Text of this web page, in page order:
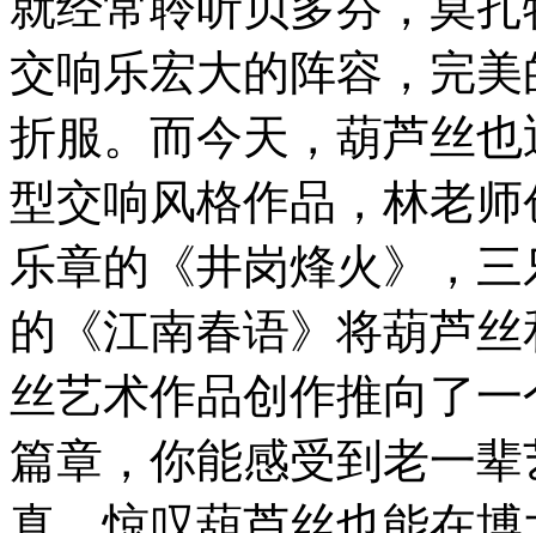
交响乐宏大的阵容，完
折服。而今天，葫芦丝
型交响风格作品，林老
乐章的《井岗烽火》，
的《江南春语》将葫芦
丝艺术作品创作推向了
篇章，你能感受到老一